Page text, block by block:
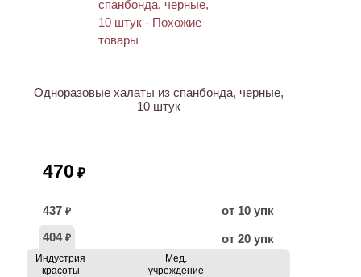
Одноразовые халаты из спанбонда, черные,
10 штук
470 ₽
437 ₽
от 10 упк
404 ₽ от 20 упк
Индустрия
красоты
Мед.
учреждение